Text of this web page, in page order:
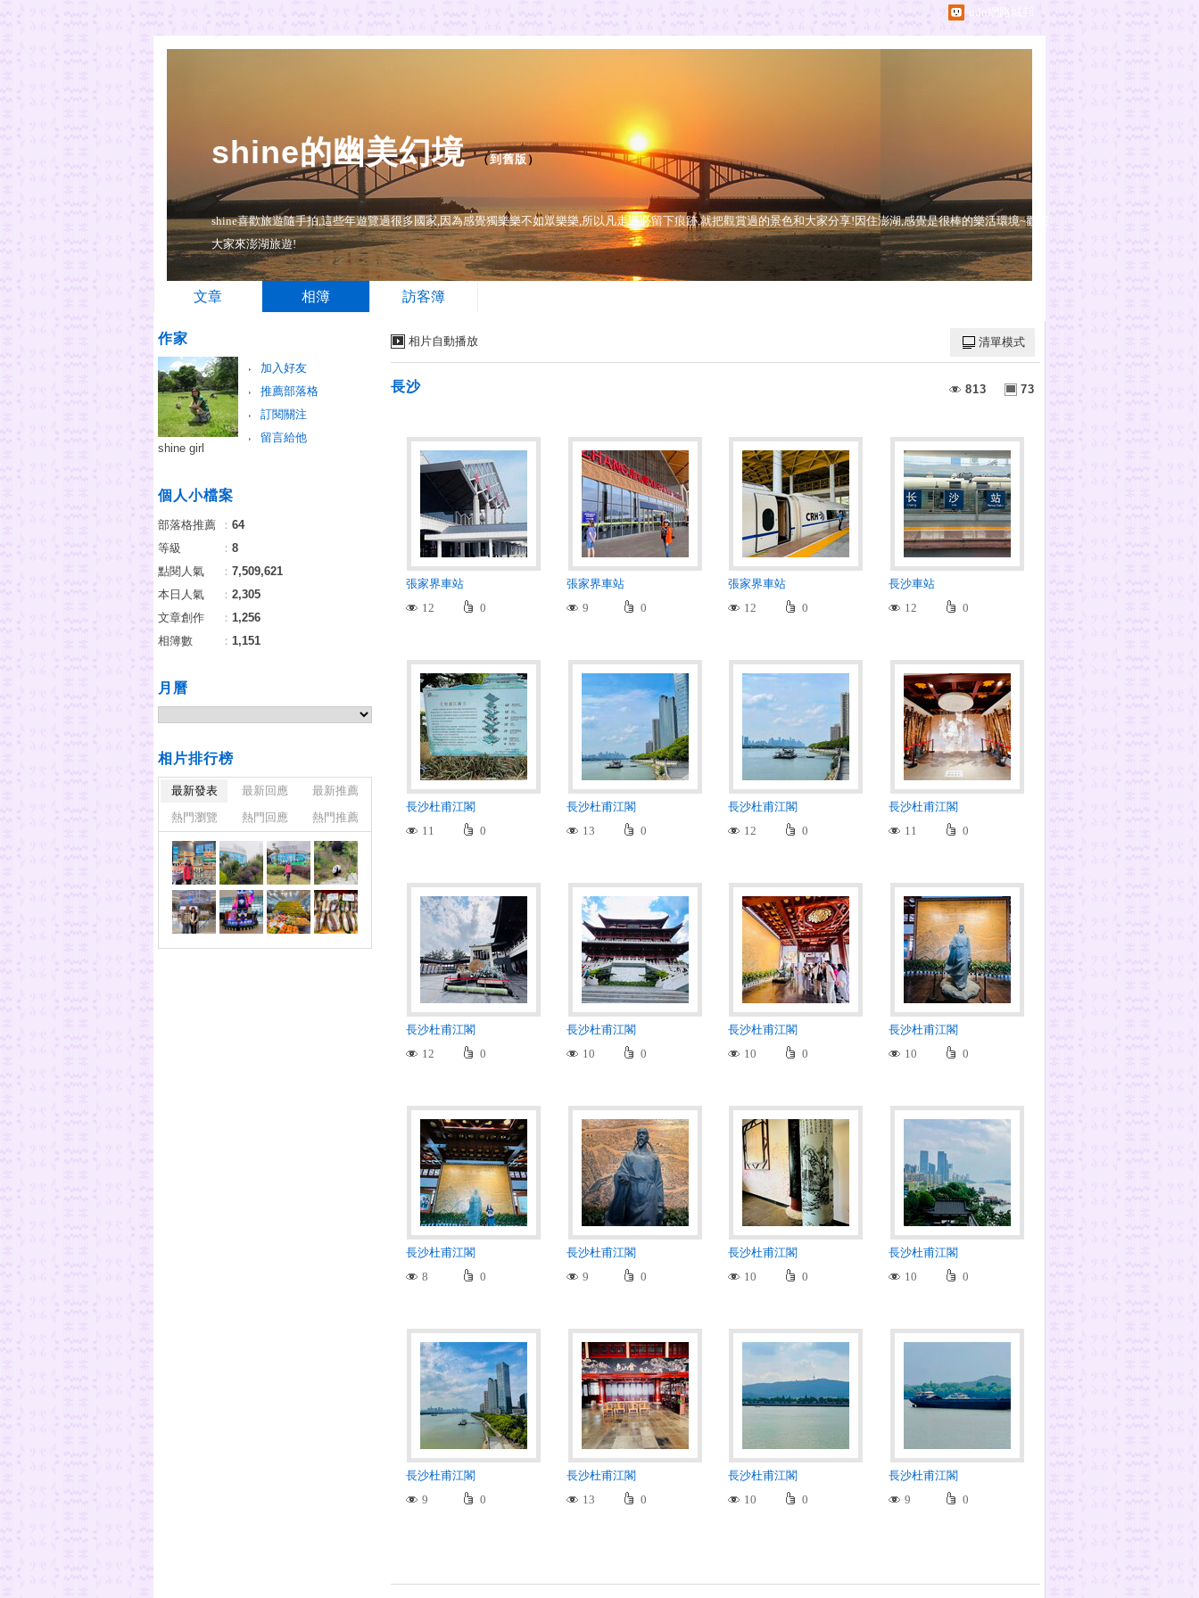
udn網路城邦
shine的幽美幻境（到舊版 ）
shine喜歡旅遊隨手拍,這些年遊覽過很多國家,因為感覺獨樂樂不如眾樂樂,所以凡走過必留下痕跡,就把觀賞過的景色和大家分享!因住澎湖,感覺是很棒的樂活環境~歡迎
大家來澎湖旅遊!
文章 相簿 訪客簿
相片自動播放 清單模式
長沙 73
813
張家界車站
12
0
張家界車站
9
0
張家界車站
12
0
長沙車站
12
0
長沙杜甫江閣
11
0
長沙杜甫江閣
13
0
長沙杜甫江閣
12
0
長沙杜甫江閣
11
0
長沙杜甫江閣
12
0
長沙杜甫江閣
10
0
長沙杜甫江閣
10
0
長沙杜甫江閣
10
0
長沙杜甫江閣
8
0
長沙杜甫江閣
9
0
長沙杜甫江閣
10
0
長沙杜甫江閣
10
0
長沙杜甫江閣
9
0
長沙杜甫江閣
13
0
長沙杜甫江閣
10
0
長沙杜甫江閣
9
0
作家
加入好友
推薦部落格
訂閱關注
留言給他
shine girl
個人小檔案
部落格推薦 ： 64
等級
： 8
點閱人氣
： 7,509,621
本日人氣
： 2,305
文章創作
： 1,256
相簿數
： 1,151
月曆
相片排行榜
最新發表 最新回應
最新推薦
熱門瀏覽
熱門回應 熱門推薦